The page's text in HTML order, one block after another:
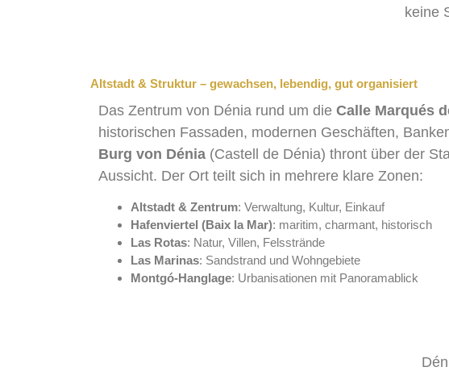
keine
Altstadt & Struktur – gewachsen, lebendig, gut organisiert
Das Zentrum von Dénia rund um die Calle Marqués
historischen Fassaden, modernen Geschäften,
Burg von Dénia (Castell de Dénia) thront über der
Aussicht. Der Ort teilt sich in mehrere klare Zonen:
Altstadt & Zentrum: Verwaltung, Kultur, Einkauf
Hafenviertel (Baix la Mar): maritim, charmant, historisch
Las Rotas: Natur, Villen, Felsstrände
Las Marinas: Sandstrand und Wohngebiete
Montgó-Hanglage: Urbanisationen mit Panoramablick